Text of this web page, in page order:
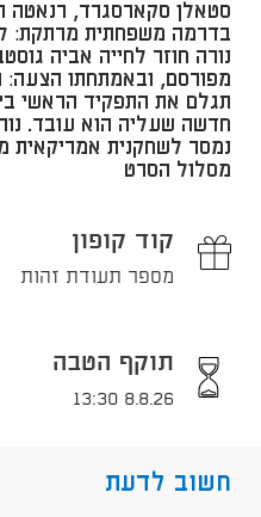
סטאלן סקארסגרד, רנאטה
בדרמה משפחתית מרתקת:
נורה חוזר לחייה אביה
מפורסם, ובאמתחתו הצעה:
תגלם את התפקיד הראשי
חדשה שעליה הוא עובד.
נמסר לשחקנית
מסלול הסרט
קוד קופון
מספר תעודת זהות
תוקף הטבה
8.8.26 13:30
חשוב לדעת